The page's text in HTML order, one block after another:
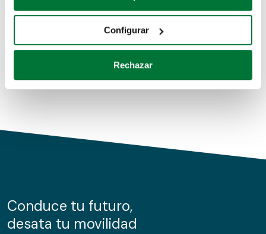
Recopilar información sobre su ubicación geográfica
Identificar su dispositivo analizándolo activamente
para buscar características específicas (huellas
Obtenga más información sobre cómo se procesan sus
de cookies.
información sobre el uso que haga del sitio web con
nuestros partners de redes sociales, publicidad y análisis
Configurar
Rechazar
Coches de km0
Conduce tu futuro,
desata tu movilidad